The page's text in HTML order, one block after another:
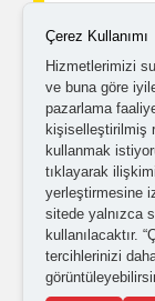
Çerez Kullanımı
Hizmetlerimizi
ve buna göre
pazarlama
kişiselleştirilmiş
kullanmak
tıklayarak
yerleştirmesine
sitede yalnızca
kullanılacaktır.
tercihlerinizi